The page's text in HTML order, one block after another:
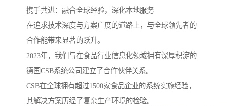
携手共进：融合全球经验，深化本地服务
在追求技术深度与方案广度的道路上，与全球领先者的
合作能带来显著的跃升。
2023年，我们与在食品行业信息化领域拥有深厚积淀的
德国CSB系统公司建立了合作伙伴关系。
CSB在全球拥有超过1500家食品企业的系统实施经验，
其解决方案历经了复杂生产环境的检验。